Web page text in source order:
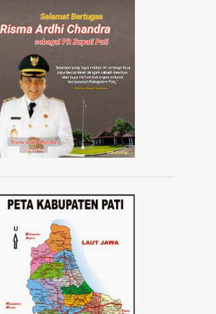
AISYIYAH JATENG AISYIYAH PATI
AISYIYAH TLOGOWUNGU
AJANG ABANG NONE JAKARTA 2024
AJUDAN KAPOLRI
AKAD MASSAL KPR SUBSIDI
AKADEMI SEPAK BOLA
AKBAR TANDJUNG AKSI 1000 LILIN
AKSI BELA DUKUNG PALESTINA
AKSI BORONG
AKSI DAMAI ANTI PREMANISME
AKSI DAMAI WARGA PATI
AKSI DEMO TOLAK KENAIKAN PAJAK